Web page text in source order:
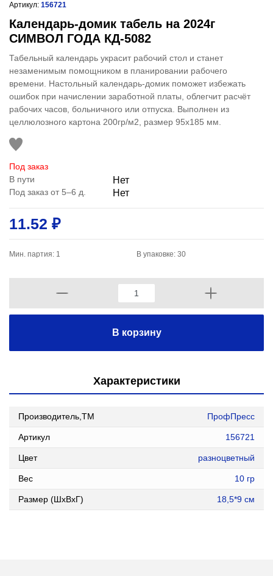
Артикул: 156721
Календарь-домик табель на 2024г
СИМВОЛ ГОДА КД-5082
Табельный календарь украсит рабочий стол и станет
незаменимым помощником в планировании рабочего
времени. Настольный календарь-домик поможет избежать
ошибок при начислении заработной платы, облегчит расчёт
рабочих часов, больничного или отпуска. Выполнен из
целлюлозного картона 200гр/м2, размер 95х185 мм.
Под заказ
В пути
Нет
Под заказ от 5–6 д. Нет
11.52 ₽
Мин. партия: 1 В упаковке: 30
В корзину
Характеристики
Производитель,ТМ ПрофПресс
Артикул 156721
Цвет разноцветный
Вес 10 гр
Размер (ШxВxГ) 18,5*9 см